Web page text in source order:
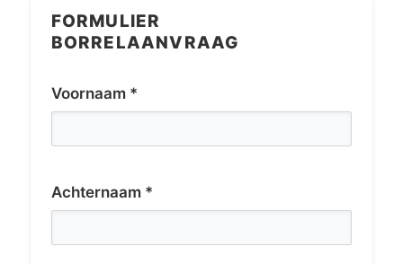
FORMULIER
BORRELAANVRAAG
Voornaam *
Achternaam *